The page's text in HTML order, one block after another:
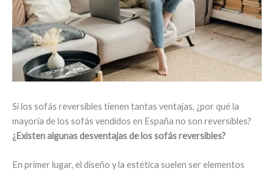
Si los sofás reversibles tienen tantas ventajas, ¿por qué la
mayoría de los sofás vendidos en España no son reversibles?
¿Existen algunas desventajas de los sofás reversibles?
En primer lugar, el diseño y la estética suelen ser elementos